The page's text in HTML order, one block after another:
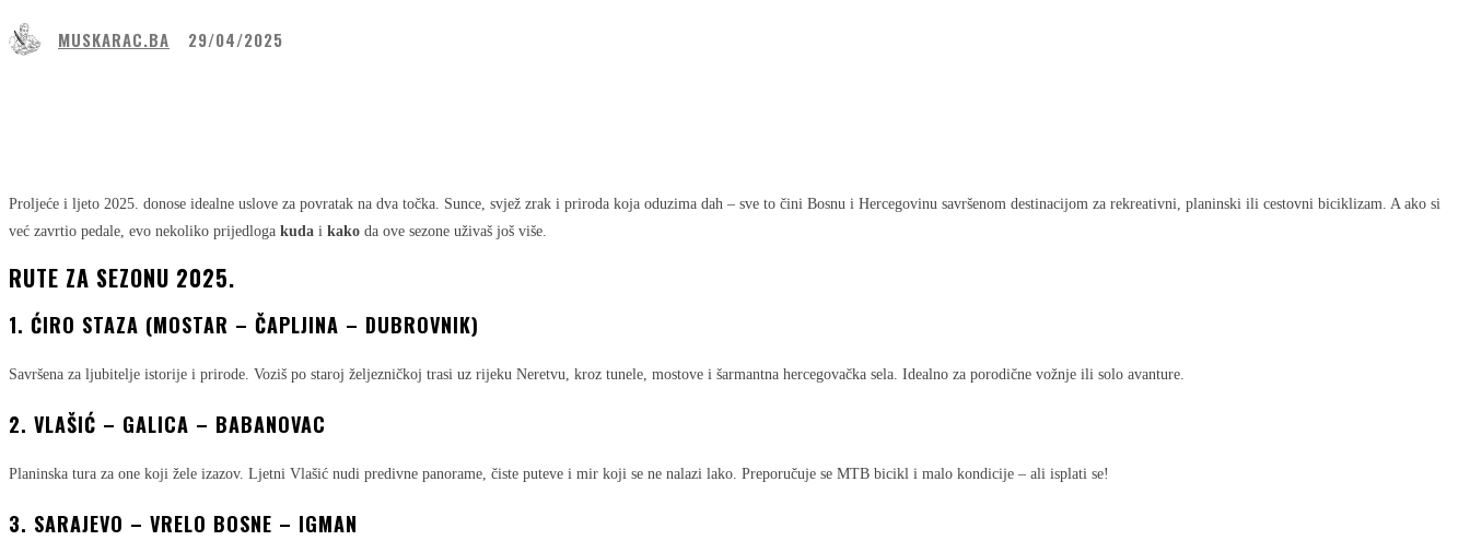
MUSKARAC.BA 29/04/2025
Proljeće i ljeto 2025. donose idealne uslove za povratak na dva točka. Sunce, svjež zrak i priroda koja oduzima dah – sve to čini Bosnu i Hercegovinu savršenom destinacijom za rekreativni, planinski ili cestovni biciklizam. A ako si
već zavrtio pedale, evo nekoliko prijedloga kuda i kako da ove sezone uživaš još više.
RUTE ZA SEZONU 2025.
1. ĆIRO STAZA (MOSTAR – ČAPLJINA – DUBROVNIK)
Savršena za ljubitelje istorije i prirode. Voziš po staroj željezničkoj trasi uz rijeku Neretvu, kroz tunele, mostove i šarmantna hercegovačka sela. Idealno za porodične vožnje ili solo avanture.
2. VLAŠIĆ – GALICA – BABANOVAC
Planinska tura za one koji žele izazov. Ljetni Vlašić nudi predivne panorame, čiste puteve i mir koji se ne nalazi lako. Preporučuje se MTB bicikl i malo kondicije – ali isplati se!
3. SARAJEVO – VRELO BOSNE – IGMAN